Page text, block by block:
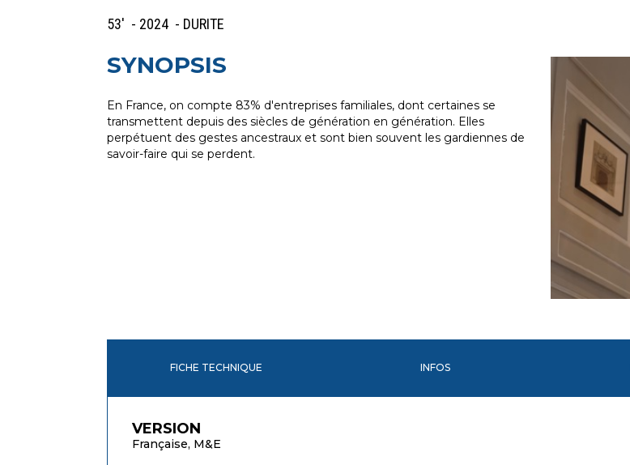
53' - 2024 - DURITE
SYNOPSIS
En France, on compte 83% d'entreprises familiales, dont certaines se
transmettent depuis des siècles de génération en génération. Elles
perpétuent des gestes ancestraux et sont bien souvent les gardiennes de
savoir-faire qui se perdent.
FICHE TECHNIQUE INFOS
VERSION
Française, M&E